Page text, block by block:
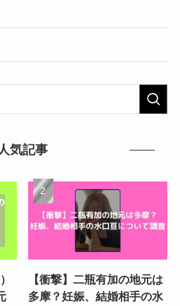
人気記事
【衝撃】二瓶有加の地元は
多摩？妊娠、結婚相手の水